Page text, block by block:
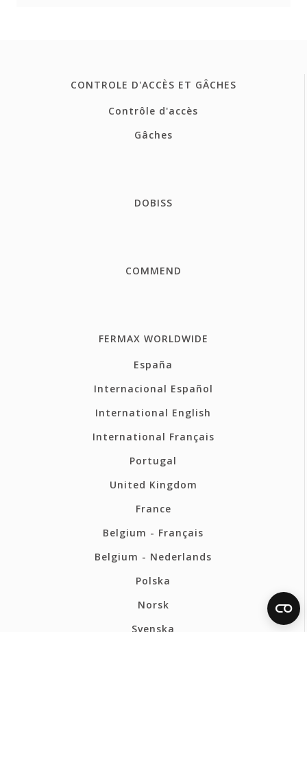
CONTROLE D'ACCÈS ET GÂCHES
Contrôle d'accès
Gâches
DOBISS
COMMEND
FERMAX WORLDWIDE
España
Internacional Español
International English
International Français
Portugal
United Kingdom
France
Belgium - Français
Belgium - Nederlands
Polska
Norsk
Svenska